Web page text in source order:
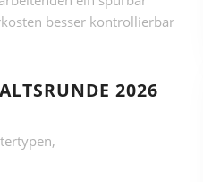
besser kontrollierbar
2026